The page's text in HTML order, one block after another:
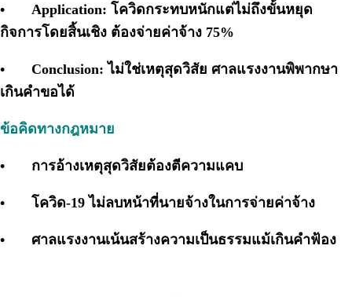
•
Application: โควิดกระทบหนักแต่ไม่ถึงขั้นหยุด
กิจการโดยสิ้นเชิง ต้องจ่ายค่าจ้าง 75%
•
Conclusion: ไม่ใช่เหตุสุดวิสัย ศาลแรงงานพิพากษา
เกินคำขอได้
ข้อคิดทางกฎหมาย
• การอ้างเหตุสุดวิสัยต้องตีความแคบ
• โควิด-19 ไม่ลบหน้าที่นายจ้างในการจ่ายค่าจ้าง
• ศาลแรงงานเน้นสร้างความเป็นธรรมแม้เกินคำฟ้อง